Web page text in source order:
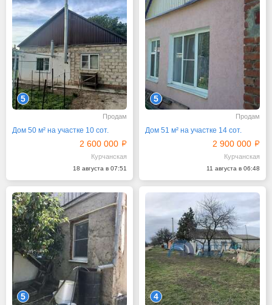
5
Продам
Дом 50 м² на участке 10 сот.
2 600 000
Курчанская
18 августа в 07:51
5
Продам
Дом 51 м² на участке 14 сот.
2 900 000
Курчанская
11 августа в 06:48
5 4